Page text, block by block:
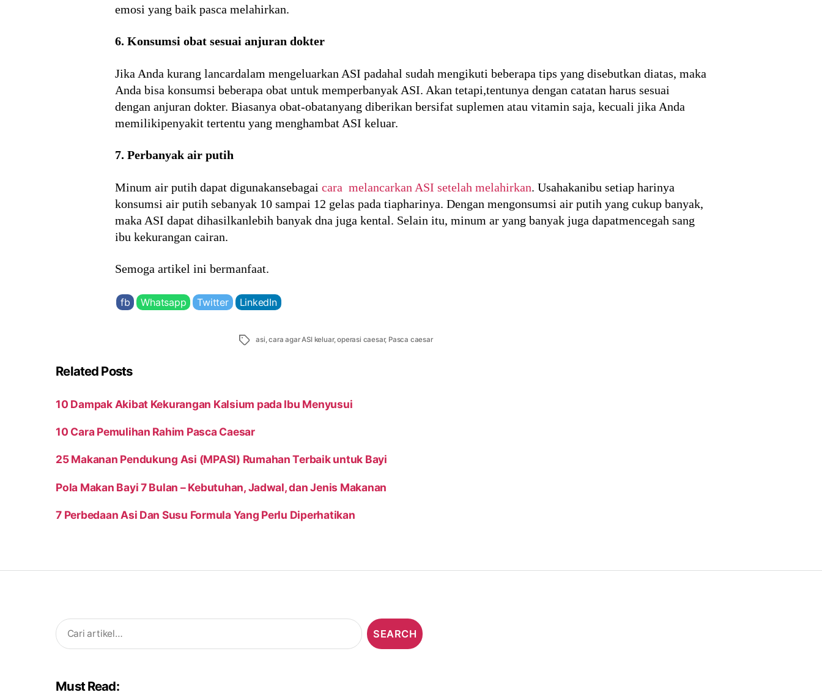
emosi yang baik pasca melahirkan.
6. Konsumsi obat sesuai anjuran dokter
Jika Anda kurang lancardalam mengeluarkan ASI padahal sudah mengikuti beberapa tips yang disebutkan diatas, maka
Anda bisa konsumsi beberapa obat untuk memperbanyak ASI. Akan tetapi,tentunya dengan catatan harus sesuai
dengan anjuran dokter. Biasanya obat-obatanyang diberikan bersifat suplemen atau vitamin saja, kecuali jika Anda
memilikipenyakit tertentu yang menghambat ASI keluar.
7. Perbanyak air putih
Minum air putih dapat digunakansebagai cara melancarkan ASI setelah melahirkan. Usahakanibu setiap harinya
konsumsi air putih sebanyak 10 sampai 12 gelas pada tiapharinya. Dengan mengonsumsi air putih yang cukup banyak,
maka ASI dapat dihasilkanlebih banyak dna juga kental. Selain itu, minum ar yang banyak juga dapatmencegah sang
ibu kekurangan cairan.
Semoga artikel ini bermanfaat.
fb Whatsapp Twitter LinkedIn
Tags asi,cara agar ASI keluar,operasi caesar, Pasca caesar
Related Posts
10 Dampak Akibat Kekurangan Kalsium pada Ibu Menyusui
10 Cara Pemulihan Rahim Pasca Caesar
25 Makanan Pendukung Asi (MPASI) Rumahan Terbaik untuk Bayi
Pola Makan Bayi 7 Bulan – Kebutuhan, Jadwal, dan Jenis Makanan
7 Perbedaan Asi Dan Susu Formula Yang Perlu Diperhatikan
Search
for:
Must Read: